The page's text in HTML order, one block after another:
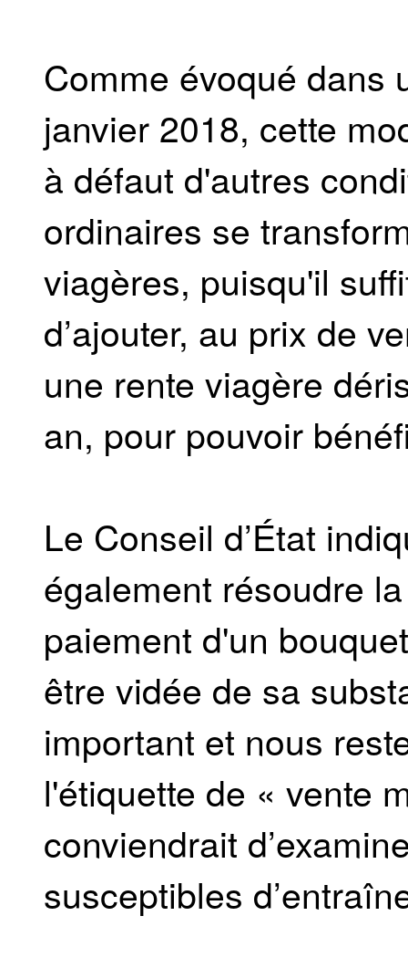
Comme évoqué dans
janvier 2018, cette
à défaut d'autres
ordinaires se
viagères, puisqu'il
d’ajouter, au prix de
une rente viagère
an, pour pouvoir
Le Conseil d’État
également résoudre
paiement d'un
être vidée de sa
important et nous
l'étiquette de « vente
conviendrait
susceptibles